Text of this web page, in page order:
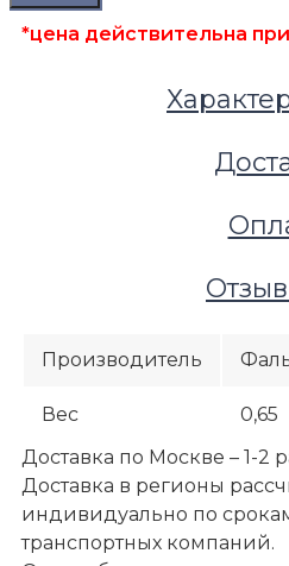
Фальшполы
Аксессуары для
Стрингер усиленный
накладкой
*цена действительна
Производитель
Вес
0,65
Доставка по Москве – 1-2
Доставка в регионы
индивидуально по
транспортных компаний.